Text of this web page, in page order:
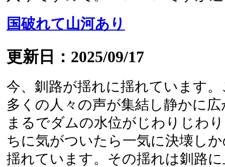
国破れて山河あり
更新日：2025/09/17
今、釧路が揺れに揺れています
多くの人々の声が集結し静かに
まるでダムの水位がじわりじわ
ちに気がついたら一気に決壊し
揺れています。その揺れは釧路に